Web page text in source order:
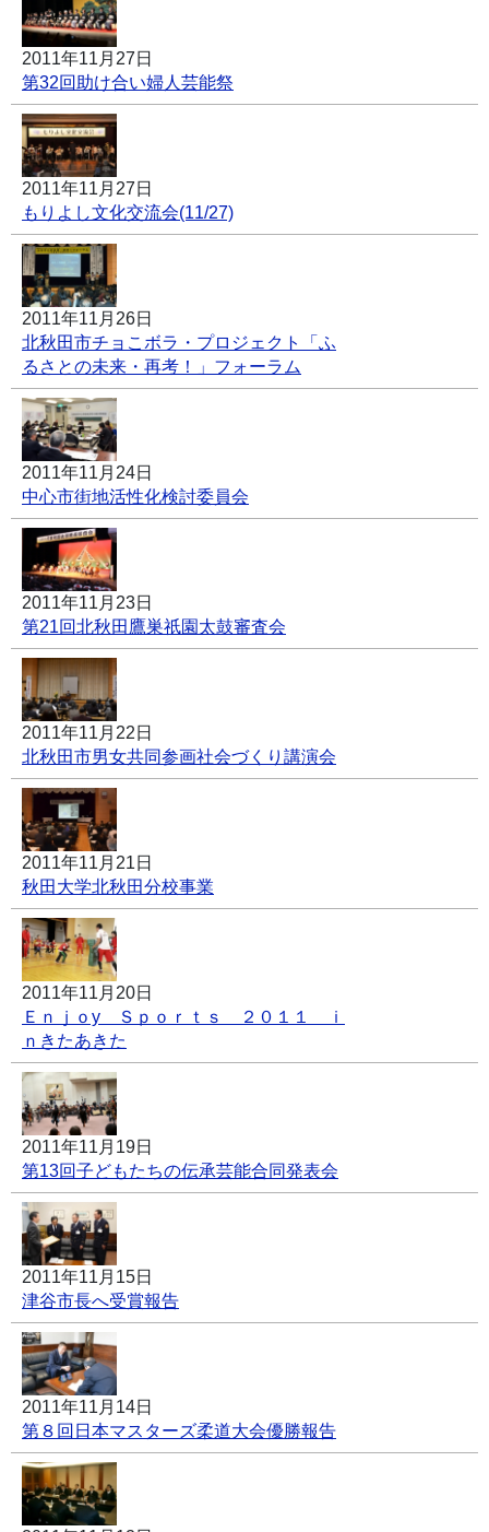
2011年11月27日
第32回助け合い婦人芸能祭
2011年11月27日
もりよし文化交流会(11/27)
2011年11月26日
北秋田市チョこボラ・プロジェクト「ふ
るさとの未来・再考！」フォーラム
2011年11月24日
中心市街地活性化検討委員会
2011年11月23日
第21回北秋田鷹巣祇園太鼓審査会
2011年11月22日
北秋田市男女共同参画社会づくり講演会
2011年11月21日
秋田大学北秋田分校事業
2011年11月20日
Ｅｎｊｏy Ｓｐｏｒｔｓ ２０１１ ｉ
ｎきたあきた
2011年11月19日
第13回子どもたちの伝承芸能合同発表会
2011年11月15日
津谷市長へ受賞報告
2011年11月14日
第８回日本マスターズ柔道大会優勝報告